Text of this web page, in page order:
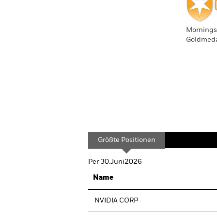
Größte Positionen
Per 30.Juni2026
Name
NVIDIA CORP